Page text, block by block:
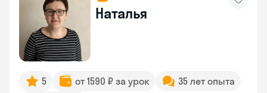
Наталья
5 от 1590 ₽ за урок
35 лет опыта